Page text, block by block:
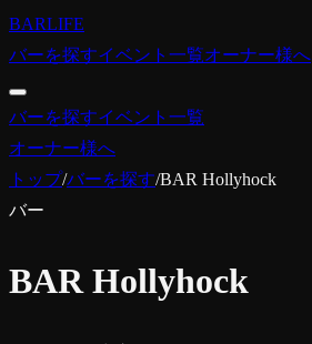
BARLIFE
バーを探すイベント一覧オーナー様へ
バーを探すイベント一覧
オーナー様へ
トップ/バーを探す/BAR Hollyhock
バー
BAR Hollyhock